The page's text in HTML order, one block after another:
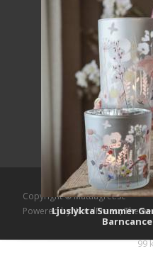
Ljuslykta Summer
99
Copyright © Mattlagret.se
Powered by WordPress, Theme